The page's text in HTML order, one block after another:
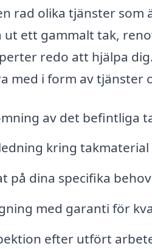
rad olika tjänster
ett gammalt tak,
redo att hjälpa
med i form av tjänster
av det befintliga
kring
på dina specifika
med garanti för
efter utfört